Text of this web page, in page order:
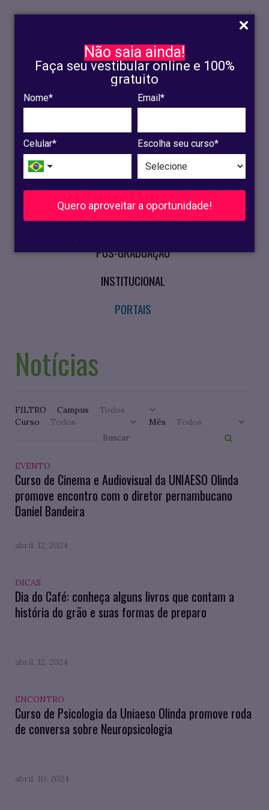
Não saia ainda!
Faça seu vestibular online e 100%
gratuito
Nome* Email*
Celular* Escolha seu curso*
Quero aproveitar a oportunidade!
.
INSCRIÇÃO
OLINDA
RECIFE
VESTIBULAR
CURSOS PRESENCIAIS
PÓS-GRADUAÇÃO
INSTITUCIONAL
PORTAIS
Notícias
FILTRO
Campus
Curso
Mês
EVENTO
Curso de Cinema e Audiovisual da UNIAESO Olinda
promove encontro com o diretor pernambucano
Daniel Bandeira
abril. 12, 2024
DICAS
Dia do Café: conheça alguns livros que contam a
história do grão e suas formas de preparo
abril. 12, 2024
ENCONTRO
Curso de Psicologia da Uniaeso Olinda promove roda
de conversa sobre Neuropsicologia
abril. 10, 2024